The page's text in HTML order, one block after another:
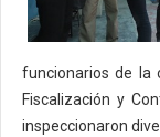
funcionarios de la
Fiscalización y
inspeccionaron